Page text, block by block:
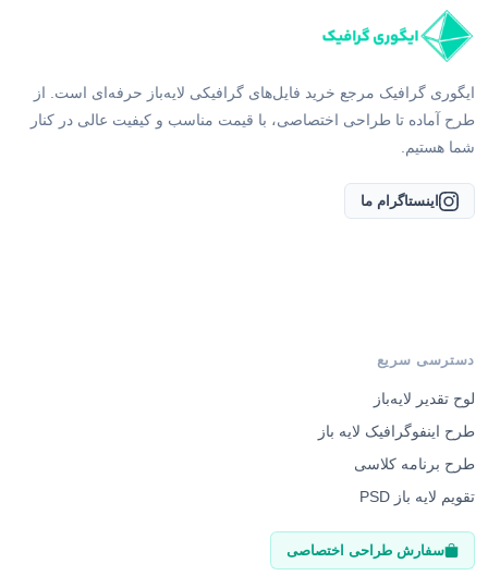
ایگوری گرافیک مرجع خرید فایل‌های گرافیکی لایه‌باز حرفه‌ای است. از
طرح آماده تا طراحی اختصاصی، با قیمت مناسب و کیفیت عالی در کنار
شما هستیم.
اینستاگرام ما
دسترسی سریع
لوح تقدیر لایه‌باز
طرح اینفوگرافیک لایه باز
طرح برنامه کلاسی
تقویم لایه باز PSD
سفارش طراحی اختصاصی